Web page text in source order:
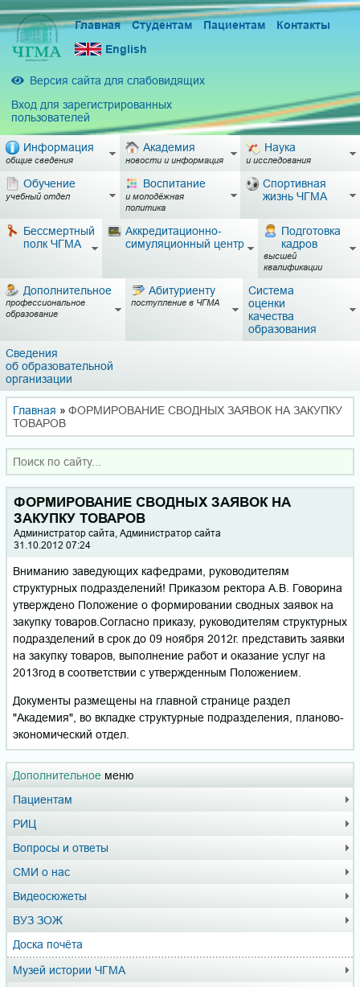
Главная Студентам Пациентам
Контакты
English
Версия сайта для слабовидящих
Вход для зарегистрированных
пользователей
Информация
общие сведения
Академия
новости и информация
Наука
и исследования
Обучение
учебный отдел
Воспитание
и молодёжная
политика
Спортивная
жизнь ЧГМА
Бессмертный
полк ЧГМА
Аккредитационно-
симуляционный центр
Подготовка
кадров
высшей
квалификации
Дополнительное
профессиональное
образование
Абитуриенту
поступление в ЧГМА
Система
оценки
качества
образования
Сведения
об образовательной
организации
Главная » ФОРМИРОВАНИЕ СВОДНЫХ ЗАЯВОК НА ЗАКУПКУ
ТОВАРОВ
Дополнительное меню
Пациентам
РИЦ
Вопросы и ответы
СМИ о нас
Видеосюжеты
ВУЗ ЗОЖ
Доска почёта
Музей истории ЧГМА
ФОРМИРОВАНИЕ СВОДНЫХ ЗАЯВОК НА
ЗАКУПКУ ТОВАРОВ
Администратор сайта, Администратор сайта
31.10.2012 07:24
Вниманию заведующих кафедрами, руководителям
структурных подразделений! Приказом ректора А.В. Говорина
утверждено Положение о формировании сводных заявок на
закупку товаров.Согласно приказу, руководителям структурных
подразделений в срок до 09 ноября 2012г. представить заявки
на закупку товаров, выполнение работ и оказание услуг на
2013год в соответствии с утвержденным Положением.
Документы размещены на главной странице раздел
"Академия", во вкладке структурные подразделения, планово-
экономический отдел.